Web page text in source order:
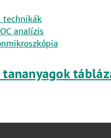
technikák
analízis
tananyagok